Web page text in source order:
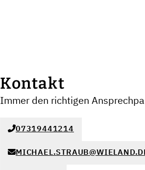
Kontakt
Immer den richtigen
07319441214